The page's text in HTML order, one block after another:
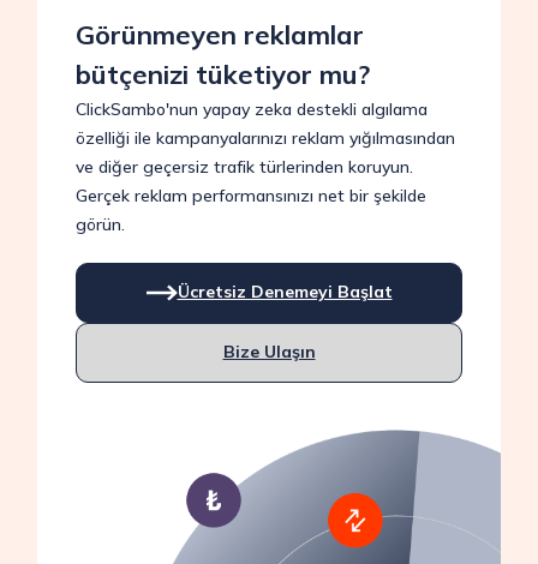
Görünmeyen reklamlar
bütçenizi tüketiyor mu?
ClickSambo'nun yapay zeka destekli algılama
özelliği ile kampanyalarınızı reklam yığılmasından
ve diğer geçersiz trafik türlerinden koruyun.
Gerçek reklam performansınızı net bir şekilde
görün.
Ücretsiz Denemeyi Başlat
Bize Ulaşın